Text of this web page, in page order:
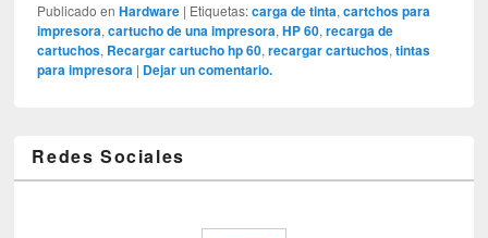
Publicado en Hardware | Etiquetas: carga de tinta,cartchos para
impresora,cartucho de una impresora,HP 60,recarga de
cartuchos, Recargar cartucho hp 60,recargar cartuchos,tintas
para impresora | Dejar un comentario.
Redes Sociales